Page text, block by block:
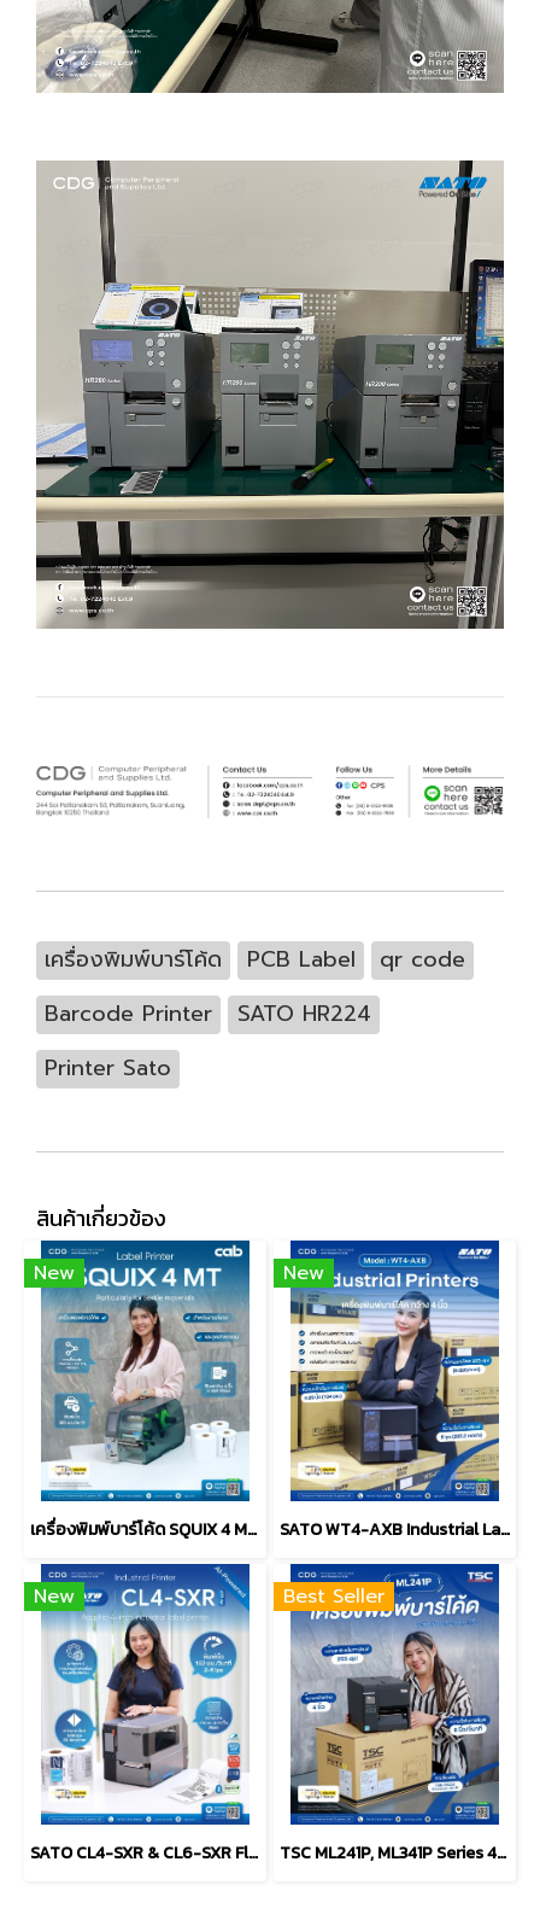
เครื่องพิมพ์บาร์โค้ด PCB Label
qr code
Barcode Printer
SATO HR224
Printer Sato
สินค้าเกี่ยวข้อง
New
เครื่องพิมพ์บาร์โค้ด SQUIX 4 MT Label Printers 300dpi
New
SATO WT4-AXB Industrial Label Printer (4-inch)
New
SATO CL4-SXR & CL6-SXR Flagship industrial label printer
Best Seller
TSC ML241P, ML341P Series 4-Inch Industrial Label Printer